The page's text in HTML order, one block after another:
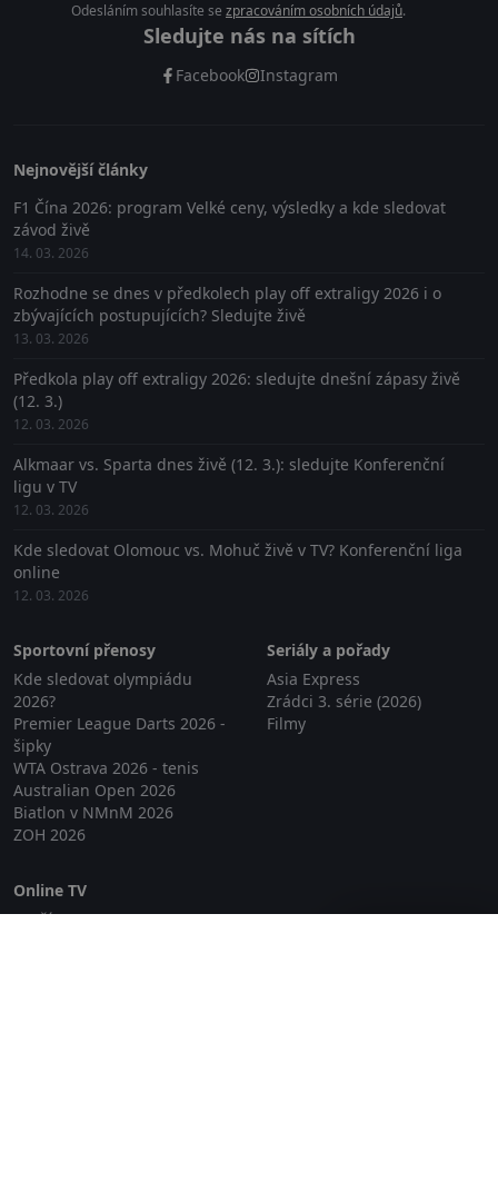
Odesláním souhlasíte se zpracováním osobních údajů.
Sledujte nás na sítích
Facebook Instagram
Nejnovější články
F1 Čína 2026: program Velké ceny, výsledky a kde sledovat
závod živě
14. 03. 2026
Rozhodne se dnes v předkolech play off extraligy 2026 i o
zbývajících postupujících? Sledujte živě
13. 03. 2026
Předkola play off extraligy 2026: sledujte dnešní zápasy živě
(12. 3.)
12. 03. 2026
Alkmaar vs. Sparta dnes živě (12. 3.): sledujte Konferenční
ligu v TV
12. 03. 2026
Kde sledovat Olomouc vs. Mohuč živě v TV? Konferenční liga
online
12. 03. 2026
Sportovní přenosy
Kde sledovat olympiádu
2026?
Premier League Darts 2026 -
šipky
WTA Ostrava 2026 - tenis
Australian Open 2026
Biatlon v NMnM 2026
ZOH 2026
Seriály a pořady
Asia Express
Zrádci 3. série (2026)
Filmy
Online TV
Lepší.TV